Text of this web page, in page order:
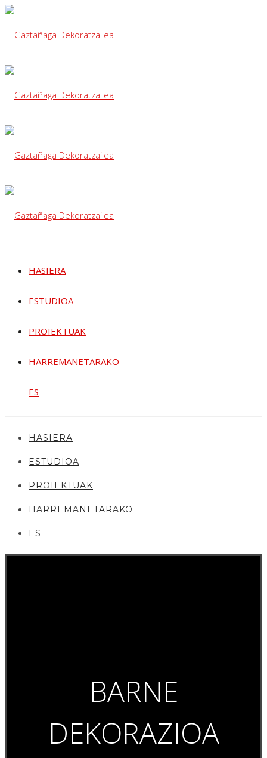
HASIERA
ESTUDIOA
PROIEKTUAK
HARREMANETARAKO
ES
HASIERA
ESTUDIOA
PROIEKTUAK
HARREMANETARAKO
ES
BARNE
DEKORAZIOA